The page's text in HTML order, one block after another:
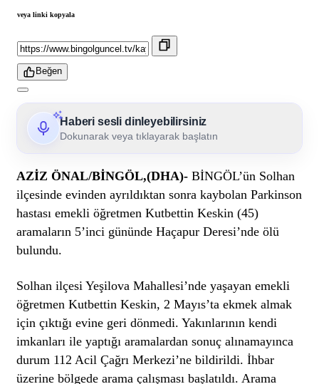
veya linki kopyala
Beğen
Haberi sesli dinleyebilirsiniz
Dokunarak veya tıklayarak başlatın
AZİZ ÖNAL/BİNGÖL,(DHA)- BİNGÖL’ün Solhan
ilçesinde evinden ayrıldıktan sonra kaybolan Parkinson
hastası emekli öğretmen Kutbettin Keskin (45)
aramaların 5’inci gününde Haçapur Deresi’nde ölü
bulundu.
Solhan ilçesi Yeşilova Mahallesi’nde yaşayan emekli
öğretmen Kutbettin Keskin, 2 Mayıs’ta ekmek almak
için çıktığı evine geri dönmedi. Yakınlarının kendi
imkanları ile yaptığı aramalardan sonuç alınamayınca
durum 112 Acil Çağrı Merkezi’ne bildirildi. İhbar
üzerine bölgede arama çalışması başlatıldı. Arama